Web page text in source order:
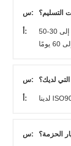
س: التسليم؟
أ:
يحتاج النمط إلى 30-60 يومًا ، وتحتاج العينة إلى 30-50
س: لديك؟
أ:
س: الحزمة؟